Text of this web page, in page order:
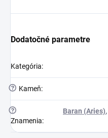
Dodatočné parametre
Kategória:
? Kameň:
?
Znamenia:
Baran (Aries),